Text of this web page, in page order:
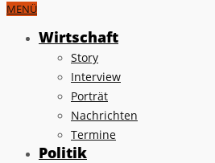
MENÜ
Wirtschaft
Story
Interview
Porträt
Nachrichten
Termine
Politik